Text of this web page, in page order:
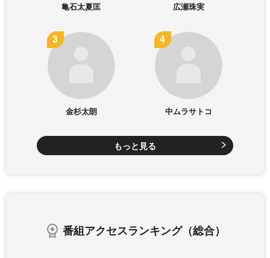
亀石太夏匡 広瀬珠実
金杉太朗 中ムラサトコ
もっと見る
番組アクセスランキング（総合）